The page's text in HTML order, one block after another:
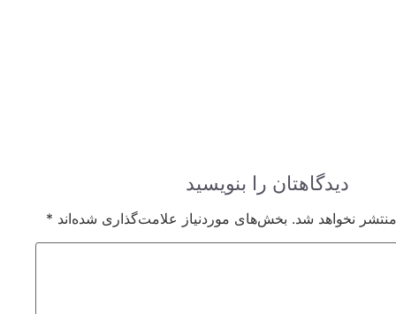
دیدگاهتان را بنویسید
نخواهد شد. بخش‌های موردنیاز علامت‌گذاری شده‌اند *